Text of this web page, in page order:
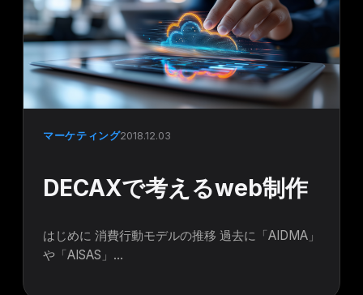
マーケティング2018.12.03
DECAXで考えるweb制作
はじめに 消費行動モデルの推移 過去に「AIDMA」
や「AISAS」…